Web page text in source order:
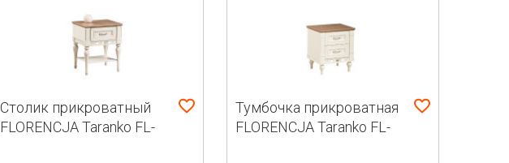
Столик прикроватный
FLORENCJA Taranko FL-
Тумбочка прикроватная
FLORENCJA Taranko FL-